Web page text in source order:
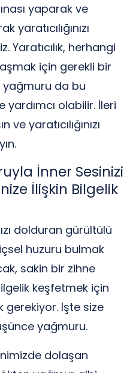
yaparak ve
yaratıcılığınızı
Yaratıcılık, herhangi
için gerekli bir
da bu
olabilir. İleri
ve yaratıcılığınızı
İnner Sesinizi
İlişkin Bilgelik
dolduran gürültülü
huzuru bulmak
sakin bir zihne
keşfetmek için
gerekiyor. İşte size
yağmuru.
dolaşan